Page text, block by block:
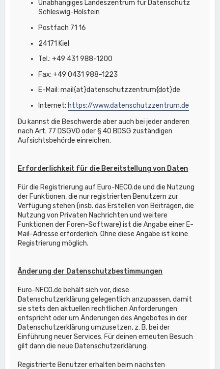
Unabhängiges Landeszentrum für Datenschutz
Schleswig-Holstein
Postfach 71 16
24171 Kiel
Tel.: +49 431 988-1200
Fax: +49 0431 988-1223
E-Mail: mail{at}datenschutzzentrum{dot}de
Internet: https://www.datenschutzzentrum.de
Du kannst die Beschwerde aber auch bei jeder anderen
nach Art. 77 DSGVO oder § 40 BDSG zuständigen
Aufsichtsbehörde einreichen.
Erforderlichkeit für die Bereitstellung von Daten
Für die Registrierung auf Euro-NECO.de und die Nutzung
der Funktionen, die nur registrierten Benutzern zur
Verfügung stehen (insb. das Erstellen von Beiträgen, die
Nutzung von Privaten Nachrichten und weitere
Funktionen der Foren-Software) ist die Angabe einer E-
Mail-Adresse erforderlich. Ohne diese Angabe ist keine
Registrierung möglich.
Änderung der Datenschutzbestimmungen
Euro-NECO.de behält sich vor, diese
Datenschutzerklärung gelegentlich anzupassen, damit
sie stets den aktuellen rechtlichen Anforderungen
entspricht oder um Änderungen des Angebotes in der
Datenschutzerklärung umzusetzen, z. B. bei der
Einführung neuer Services. Für deinen erneuten Besuch
gilt dann die neue Datenschutzerklärung.
Registrierte Benutzer erhalten beim nächsten